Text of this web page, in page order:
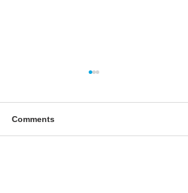
Comments